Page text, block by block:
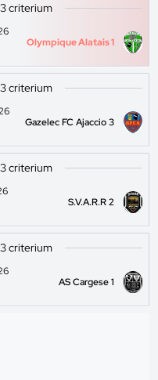
criterium
Olympique Alatais 1
criterium
Gazelec FC Ajaccio 3
criterium
S.V.A.R.R 2
criterium
AS Cargese 1